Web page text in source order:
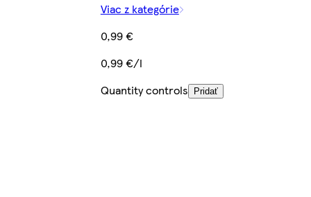
Viac z kategórie
0,99 €
0,99 €/l
Quantity controls
Pridať